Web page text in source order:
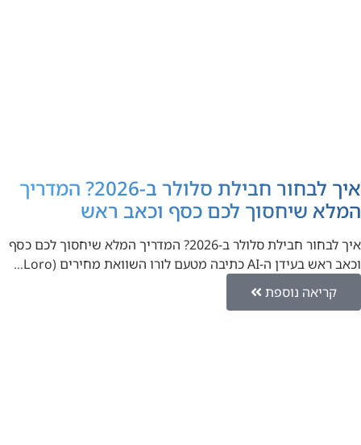
איך לבחור חבילת סלולר ב-2026? המדריך
המלא שיחסוך לכם כסף וכאב ראש
איך לבחור חבילת סלולר ב-2026? המדריך המלא שיחסוך לכם כסף
וכאב ראש בעידן ה-AI כתיבה מטעם לורו השוואת מחירים (Loro…
קריאה נוספת